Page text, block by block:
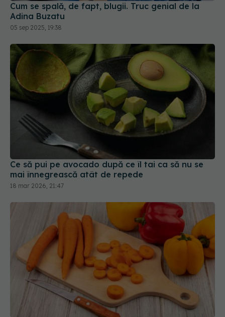
Cum se spală, de fapt, blugii. Truc genial de la
Adina Buzatu
05 sep 2025, 19:38
Ce să pui pe avocado după ce îl tai ca să nu se
mai înnegrească atât de repede
18 mar 2026, 21:47